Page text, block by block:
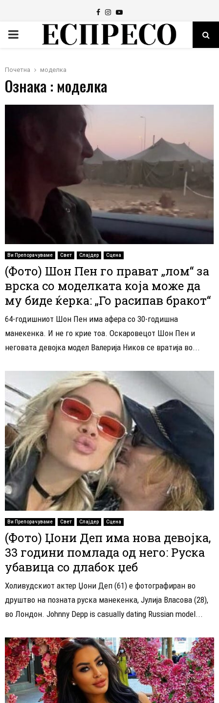
Facebook
Instagram
Youtube
PRIMARY
Почетна моделка
Ознака : моделка
Ви Препорачуваме Свет Слајдер Сцена
(Фото) Шон Пен го прават „лом“ за
врска со моделката која може да
му биде ќерка: „Го расипав бракот“
64-годишниот Шон Пен има афера со 30-годишна
манекенка. И не го крие тоа. Оскаровецот Шон Пен и
неговата девојка модел Валерија Ников се вратија во...
Ви Препорачуваме Свет Слајдер Сцена
(Фото) Џони Деп има нова девојка,
33 години помлада од него: Руска
убавица со длабок џеб
Холивудскиот актер Џони Деп (61) е фотографиран во
друштво на позната руска манекенка, Јулија Власова (28),
во Лондон. Johnny Depp is casually dating Russian model...